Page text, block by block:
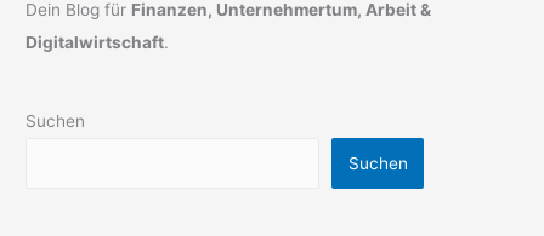
Dein Blog für Finanzen, Unternehmertum, Arbeit &
Digitalwirtschaft.
Suchen
Suchen